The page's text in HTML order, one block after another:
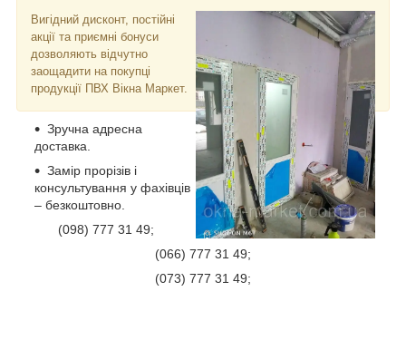
Вигідний дисконт, постійні
акції та приємні бонуси
дозволяють відчутно
заощадити на покупці
продукції ПВХ Вікна Маркет.
Зручна адресна
доставка.
Замір прорізів і
консультування у фахівців
– безкоштовно.
(098) 777 31 49;
(066) 777 31 49;
(073) 777 31 49;